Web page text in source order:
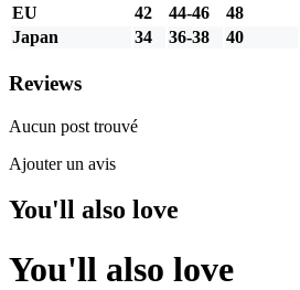
EU
42 44-46 48
Japan
34 36-38 40
Reviews
Aucun post trouvé
Ajouter un avis
You'll also love
You'll also love